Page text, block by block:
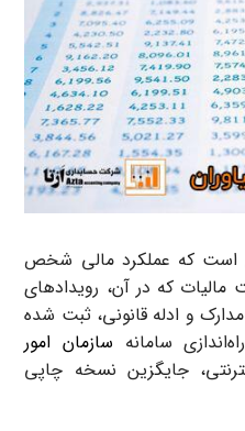
است که عملکرد مالی شخص
که در آن، رویدادهای
و ادله قانونی، ثبت شده
سامانه سازمان امور
جایگزین نسخه چاپی